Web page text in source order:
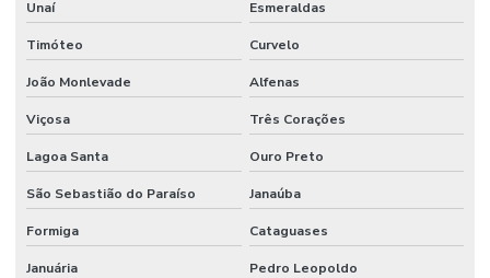
Unaí Esmeraldas
Timóteo Curvelo
João Monlevade Alfenas
Viçosa Três Corações
Lagoa Santa Ouro Preto
São Sebastião do Paraíso Janaúba
Formiga Cataguases
Januária Pedro Leopoldo